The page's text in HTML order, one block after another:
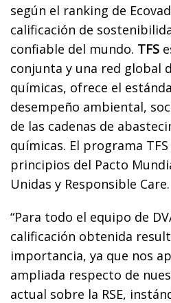
según el ranking de
calificación de
confiable del mundo. TFS
conjunta y una red global
químicas, ofrece el
desempeño ambiental,
de las cadenas de
químicas. El programa
principios del Pacto
Unidas y Responsible Care.
“Para todo el equipo de
calificación obtenida
importancia, ya que nos
ampliada respecto de
actual sobre la RSE,